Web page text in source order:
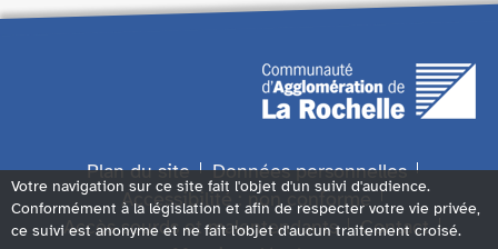
Plan du site
Données personnelles
Accessibilité : non conforme
Accès sourds et malentendants
Contact
Votre navigation sur ce site fait l'objet d'un suivi d'audience.
Conformément à la législation et afin de respecter votre vie privée,
ce suivi est anonyme et ne fait l'objet d'aucun traitement croisé.